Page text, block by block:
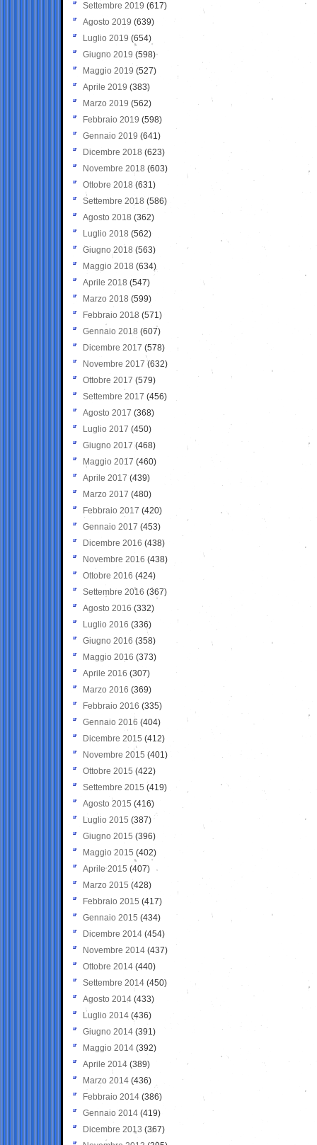
Settembre 2019 (617)
Agosto 2019 (639)
Luglio 2019 (654)
Giugno 2019 (598)
Maggio 2019 (527)
Aprile 2019 (383)
Marzo 2019 (562)
Febbraio 2019 (598)
Gennaio 2019 (641)
Dicembre 2018 (623)
Novembre 2018 (603)
Ottobre 2018 (631)
Settembre 2018 (586)
Agosto 2018 (362)
Luglio 2018 (562)
Giugno 2018 (563)
Maggio 2018 (634)
Aprile 2018 (547)
Marzo 2018 (599)
Febbraio 2018 (571)
Gennaio 2018 (607)
Dicembre 2017 (578)
Novembre 2017 (632)
Ottobre 2017 (579)
Settembre 2017 (456)
Agosto 2017 (368)
Luglio 2017 (450)
Giugno 2017 (468)
Maggio 2017 (460)
Aprile 2017 (439)
Marzo 2017 (480)
Febbraio 2017 (420)
Gennaio 2017 (453)
Dicembre 2016 (438)
Novembre 2016 (438)
Ottobre 2016 (424)
Settembre 2016 (367)
Agosto 2016 (332)
Luglio 2016 (336)
Giugno 2016 (358)
Maggio 2016 (373)
Aprile 2016 (307)
Marzo 2016 (369)
Febbraio 2016 (335)
Gennaio 2016 (404)
Dicembre 2015 (412)
Novembre 2015 (401)
Ottobre 2015 (422)
Settembre 2015 (419)
Agosto 2015 (416)
Luglio 2015 (387)
Giugno 2015 (396)
Maggio 2015 (402)
Aprile 2015 (407)
Marzo 2015 (428)
Febbraio 2015 (417)
Gennaio 2015 (434)
Dicembre 2014 (454)
Novembre 2014 (437)
Ottobre 2014 (440)
Settembre 2014 (450)
Agosto 2014 (433)
Luglio 2014 (436)
Giugno 2014 (391)
Maggio 2014 (392)
Aprile 2014 (389)
Marzo 2014 (436)
Febbraio 2014 (386)
Gennaio 2014 (419)
Dicembre 2013 (367)